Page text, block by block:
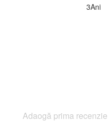
3Ani
Adaogă prima recenzie